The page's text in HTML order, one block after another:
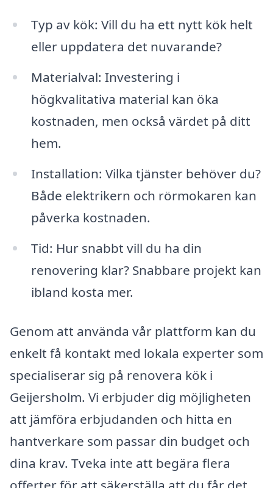
Typ av kök: Vill du ha ett nytt kök helt
eller uppdatera det nuvarande?
Materialval: Investering i
högkvalitativa material kan öka
kostnaden, men också värdet på ditt
hem.
Installation: Vilka tjänster behöver du?
Både elektrikern och rörmokaren kan
påverka kostnaden.
Tid: Hur snabbt vill du ha din
renovering klar? Snabbare projekt kan
ibland kosta mer.
Genom att använda vår plattform kan du
enkelt få kontakt med lokala experter som
specialiserar sig på renovera kök i
Geijersholm. Vi erbjuder dig möjligheten
att jämföra erbjudanden och hitta en
hantverkare som passar din budget och
dina krav. Tveka inte att begära flera